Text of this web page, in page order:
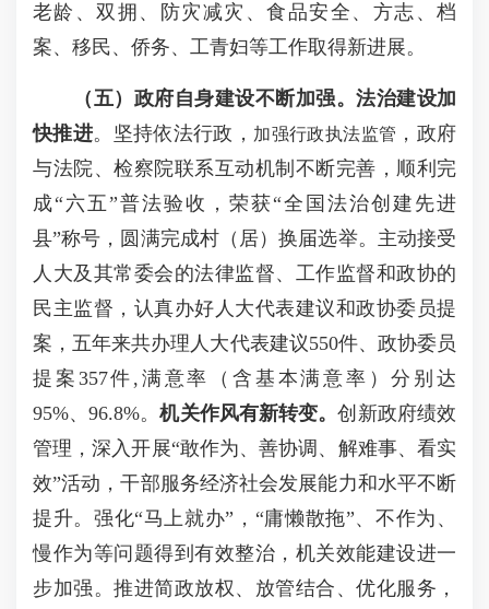
老龄、双拥、防灾减灾、食品安全、方志、档
案、移民、侨务、工青妇等工作取得新进展。
（五）政府自身建设不断加强。 法治建设加
快推进。坚持依法行政， 加强行政执法监管 ，政府
与法院、检察院联系互动机制不断完善，顺利完
成“六五”普法验收，荣获“全国法治创建先进
县”称号，圆满完成村（居）换届选举。主动接受
人大及其常委会的法律监督、工作监督和政协的
民主监督，认真办好人大代表建议和政协委员提
案，五年来共办理人大代表建议550件、政协委员
提案357件,满意率（含基本满意率）分别达
95%、96.8%。机关作风有新转变。创新政府绩效
管理，深入开展“敢作为、善协调、解难事、看实
效”活动，干部服务经济社会发展能力和水平不断
提升。强化“马上就办”，“庸懒散拖”、不作为、
慢作为等问题得到有效整治，机关效能建设进一
步加强。推进简政放权、放管结合、优化服务，